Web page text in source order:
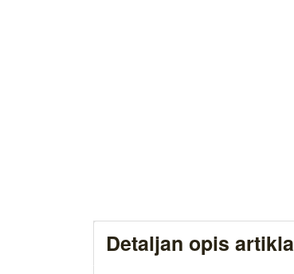
Detaljan opis artikla